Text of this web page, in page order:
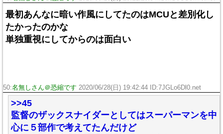
最初あんなに暗い作風にしてたのはMCUと差別化し
たかったのかな
単独重視にしてからのは面白い
50:名無しさん＠恐縮です 2020/06/28(日) 19:42:44 ID:7JGLo6Dl0.net
>>45
監督のザックスナイダーとしてはスーパーマンを中
心に５部作で考えてたんだけど